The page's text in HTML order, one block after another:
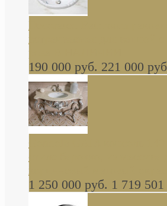
Decorated Bathroom
встраиваемая для ванной с
роза В НАЛИЧИИ
190 000 руб. 221 000
стиле барокко, из массива
коричневый матовый окрас
1 250 000 руб. 1 719 501